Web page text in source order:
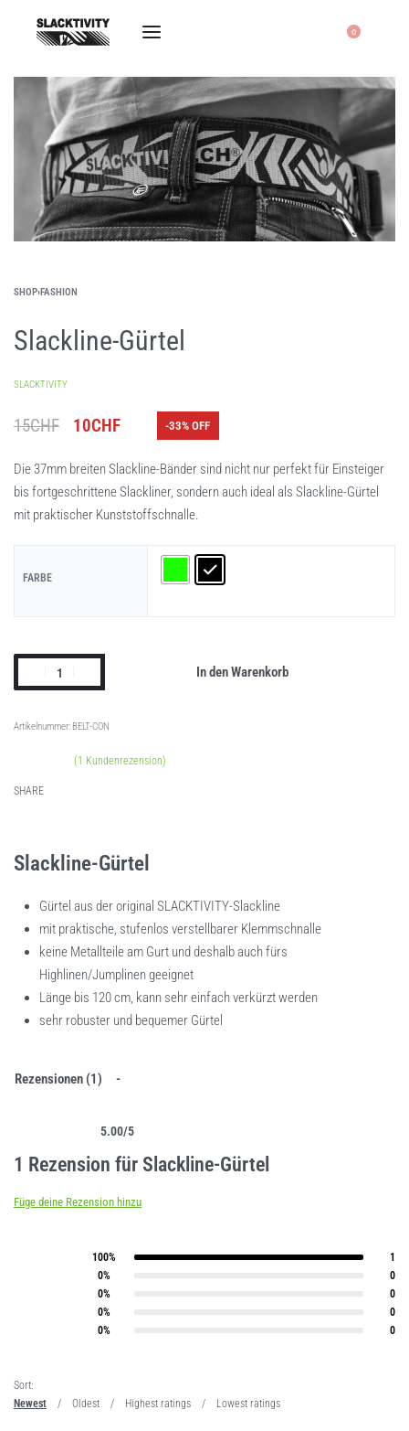
0
SHOP›FASHION
Slackline-Gürtel
SLACKTIVITY
15CHF 10CHF -33% OFF
Die 37mm breiten Slackline-Bänder sind nicht nur perfekt für Einsteiger
bis fortgeschrittene Slackliner, sondern auch ideal als Slackline-Gürtel
mit praktischer Kunststoffschnalle.
FARBE
In den Warenkorb
BELT-CON
(1 Kundenrezension)
SHARE
Slackline-Gürtel
Gürtel aus der original SLACKTIVITY-Slackline
mit praktische, stufenlos verstellbarer Klemmschnalle
keine Metallteile am Gurt und deshalb auch fürs
Highlinen/Jumplinen geeignet
Länge bis 120 cm, kann sehr einfach verkürzt werden
sehr robuster und bequemer Gürtel
Rezensionen (1)
5.00/5
1 Rezension für Slackline-Gürtel
Füge deine Rezension hinzu
100% 1
0% 0
0% 0
0% 0
0% 0
Sort:
Newest
Oldest Highest ratings Lowest ratings